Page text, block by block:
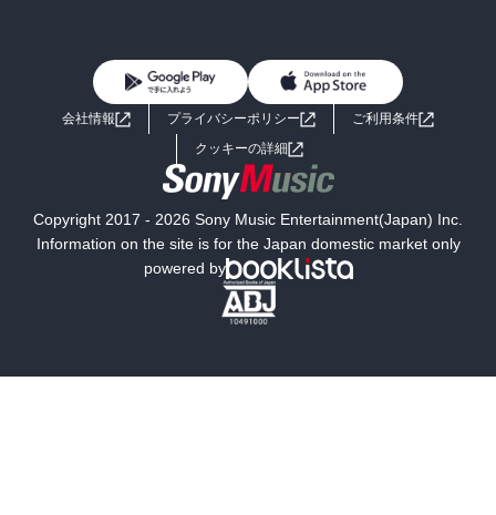
ライトノベル 男子向けラノベ
小説
海外小説
ミステリー SF
文学
よくあるご質問 お問い合わせ
会社情報 プライバシーポリシー
ご利用条件
クッキーの詳細
Copyright 2017 - 2026 Sony Music Entertainment(Japan) Inc.
Information on the site is for the Japan domestic market only
powered by